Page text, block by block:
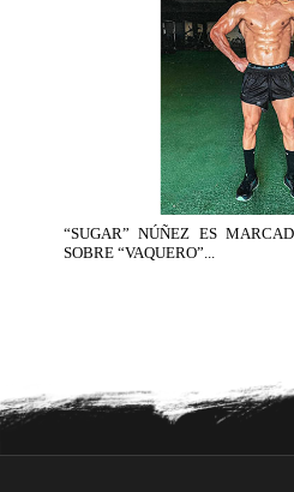
“SUGAR” NÚÑEZ ES
SOBRE “VAQUERO”...